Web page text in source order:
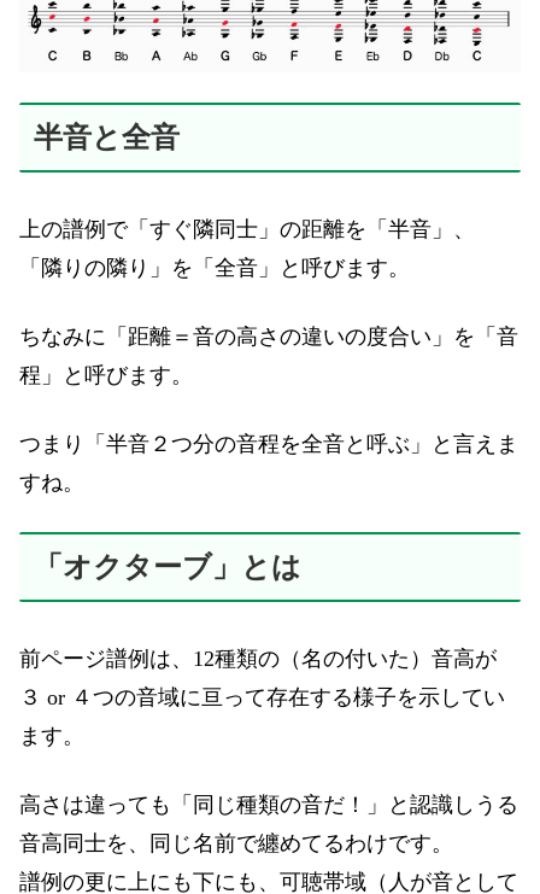
半音と全音
上の譜例で「すぐ隣同士」の距離を「半音」、
「隣りの隣り」を「全音」と呼びます。
ちなみに「距離＝音の高さの違いの度合い」を「音
程」と呼びます。
つまり「半音２つ分の音程を全音と呼ぶ」と言えま
すね。
「オクターブ」とは
前ページ譜例は、12種類の（名の付いた）音高が
３ or ４つの音域に亘って存在する様子を示してい
ます。
高さは違っても「同じ種類の音だ！」と認識しうる
音高同士を、同じ名前で纏めてるわけです。
譜例の更に上にも下にも、可聴帯域（人が音として